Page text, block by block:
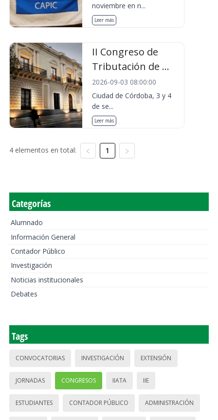
noviembre en n...
Leer más
II Congreso de
Tributación de ...
2026-09-03 08:00:00
Ciudad de Córdoba, 3 y 4
de se...
Leer más
4 elementos en total: 1
Categorías
Alumnado
Información General
Contador Público
Investigación
Noticias institucionales
Debates
Tags
CONVOCATORIAS INVESTIGACIÓN EXTENSIÓN
JORNADAS CONGRESOS IIATA IIE
ESTUDIANTES CONTADOR PÚBLICO ADMINISTRACIÓN